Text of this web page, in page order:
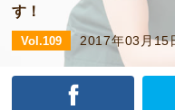
Vol.109 2017年03月15
す！